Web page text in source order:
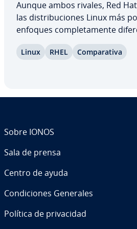
Aunque ambos rivales, Red
las di­s­tri­bu­cio­nes Linux más
enfoques co­m­ple­ta­me­n­te
programas de pago, pero
Linux RHEL Co­m­pa­ra­ti­va
Sobre IONOS
Sala de prensa
Centro de ayuda
Co­n­di­cio­nes Generales
Política de pri­va­ci­dad